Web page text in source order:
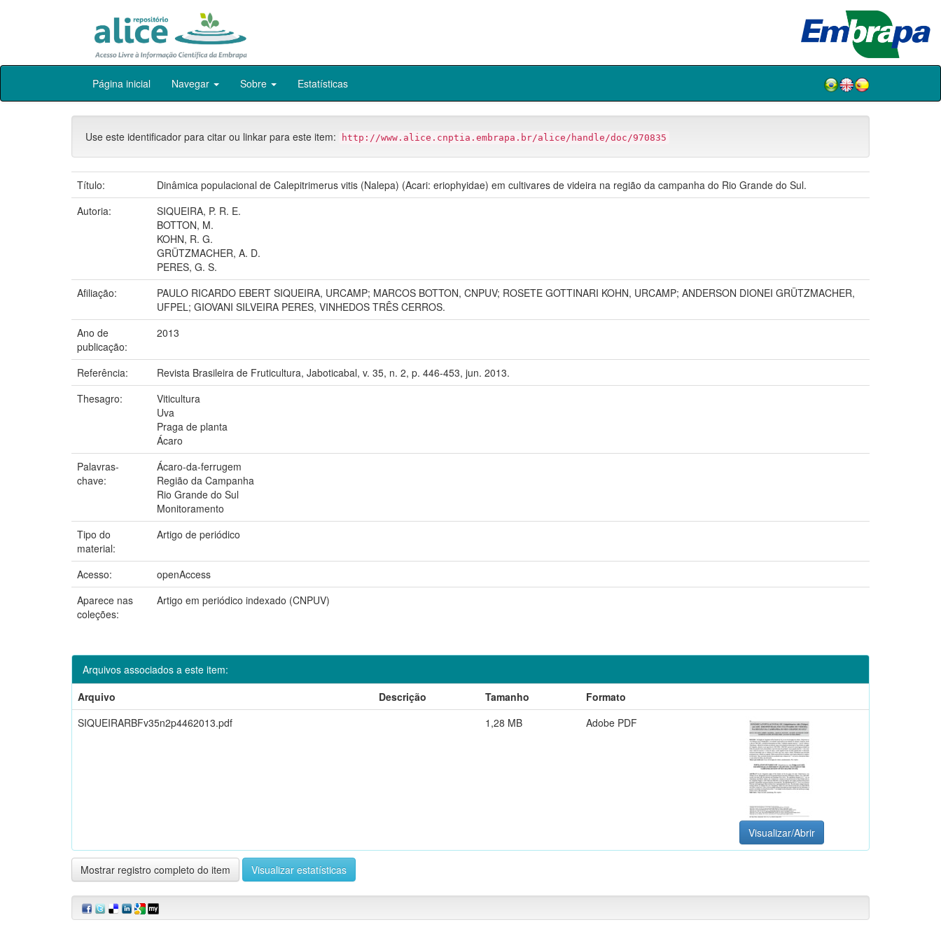
Skip
Página inicial Navegar Sobre Estatísticas
Use este identificador para citar ou linkar para este item: http://www.alice.cnptia.embrapa.br/alice/handle/doc/970835
Título:
Dinâmica populacional de Calepitrimerus vitis (Nalepa) (Acari: eriophyidae) em cultivares de videira na região da campanha do Rio Grande do Sul.
Autoria:
SIQUEIRA, P. R. E.
BOTTON, M.
KOHN, R. G.
GRÜTZMACHER, A. D.
PERES, G. S.
Afiliação:
PAULO RICARDO EBERT SIQUEIRA, URCAMP; MARCOS BOTTON, CNPUV; ROSETE GOTTINARI KOHN, URCAMP; ANDERSON DIONEI GRÜTZMACHER,
UFPEL; GIOVANI SILVEIRA PERES, VINHEDOS TRÊS CERROS.
Ano de
publicação:
2013
Referência:
Revista Brasileira de Fruticultura, Jaboticabal, v. 35, n. 2, p. 446-453, jun. 2013.
Thesagro:
Viticultura
Uva
Praga de planta
Ácaro
Palavras-
chave:
Ácaro-da-ferrugem
Região da Campanha
Rio Grande do Sul
Monitoramento
Tipo do
material:
Artigo de periódico
Acesso:
openAccess
Aparece nas
coleções:
Artigo em periódico indexado (CNPUV)
Arquivos associados a este item:
Arquivo
Descrição Tamanho
Formato
SIQUEIRARBFv35n2p4462013.pdf
1,28 MB Adobe PDF
Visualizar/Abrir
Mostrar registro completo do item Visualizar estatísticas